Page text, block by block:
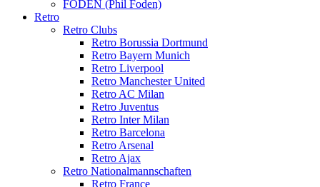
FODEN (Phil Foden)
Retro
Retro Clubs
Retro Borussia Dortmund
Retro Bayern Munich
Retro Liverpool
Retro Manchester United
Retro AC Milan
Retro Juventus
Retro Inter Milan
Retro Barcelona
Retro Arsenal
Retro Ajax
Retro Nationalmannschaften
Retro France